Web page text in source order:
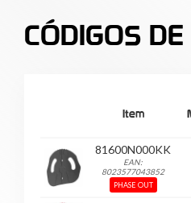
CÓDIGOS
Item
81600N000KK
EAN:
8023577043852
PHASE OUT